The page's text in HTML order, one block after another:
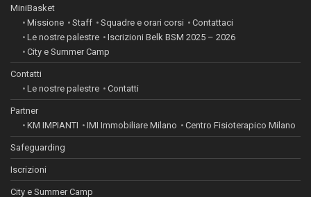
MiniBasket
Missione
Staff Squadre e orari corsi
Contattaci
Le nostre palestre
Iscrizioni Belk BSM 2025 – 2026
City e Summer Camp
Contatti
Le nostre palestre
Contatti
Partner
KM IMPIANTI
IMI Immobiliare Milano Centro Fisioterapico Milano
Safeguarding
Iscrizioni
City e Summer Camp